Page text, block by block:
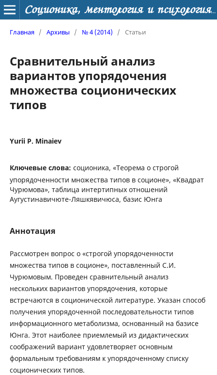
Соционика, ментология и психология личности
Главная / Архивы / № 4 (2014) / Статьи
Сравнительный анализ
вариантов упорядочения
множества соционических
типов
Yurii P. Minaiev
Ключевые слова: соционика, «Теорема о строгой
упорядоченности множества типов в соционе», «Квадрат
Чурюмова», таблица интертипных отношений
Аугустинавичюте-Ляшкявичюса, базис Юнга
Аннотация
Рассмотрен вопрос о «строгой упорядоченности
множества типов в соционе», поставленный С.И.
Чурюмовым. Проведен сравнительный анализ
нескольких вариантов упорядочения, которые
встречаются в соционической литературе. Указан способ
получения упорядоченной последовательности типов
информационного метаболизма, основанный на базисе
Юнга. Этот наиболее приемлемый из дидактических
соображений вариант удовлетворяет основным
формальным требованиям к упорядоченному списку
соционических типов.